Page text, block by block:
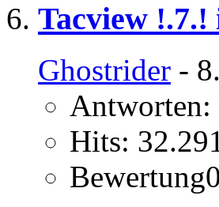
Tacview !.7.!
Ghostrider -
Antworten:
Hits: